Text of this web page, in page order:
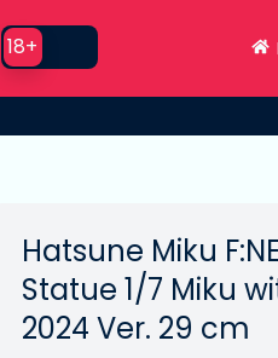
Use setting
18+
Hatsune Miku
Statue 1/7 Miku
2024 Ver. 29 cm